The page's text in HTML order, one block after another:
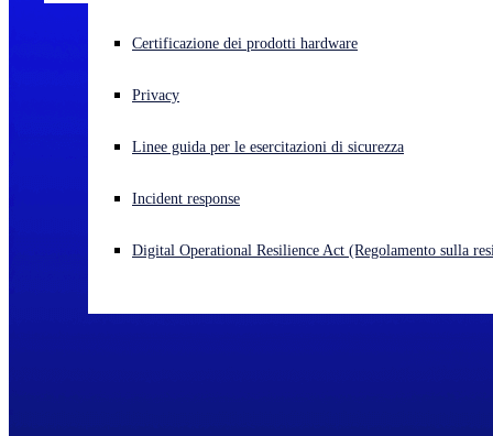
Cyberattacco in corso? Ottieni assistenza immediata
Open language switcher
Certificazione dei prodotti hardware
Privacy
Linee guida per le esercitazioni di sicurezza
Incident response
Digital Operational Resilience Act (Regolamento sulla